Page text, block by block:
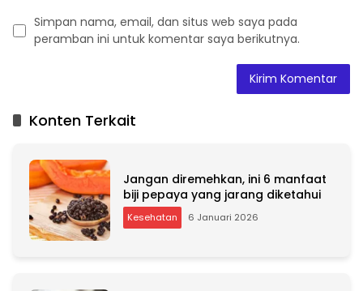
Simpan nama, email, dan situs web saya pada
peramban ini untuk komentar saya berikutnya.
e Konten Terkait
Jangan diremehkan, ini 6 manfaat
biji pepaya yang jarang diketahui
Kesehatan 6 Januari 2026